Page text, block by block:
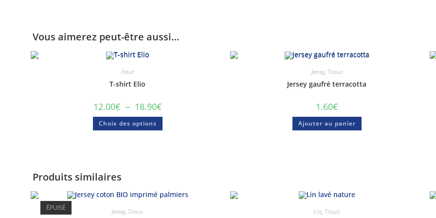
Vous aimerez peut-être aussi…
Haut
T-shirt Elio
12.00€ – 18.90€
Choix des options
Jersey, Tissus
Jersey gaufré terracotta
1.60€
Ajouter au panier
Produits similaires
ÉPUISÉ Jersey, Tissus Lin, Tissus